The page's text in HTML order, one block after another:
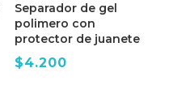
Separador de gel
polimero con
protector de juanete
$4.200